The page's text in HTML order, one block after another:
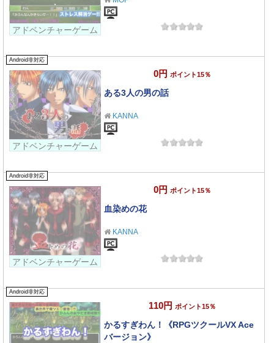
アドベンチャーゲーム
Android非対応
アドベンチャーゲーム
0円 ポイント15％
ある3人の男の話
KANNA
Android非対応
アドベンチャーゲーム
0円 ポイント15％
血染めの花
KANNA
Android非対応
110円 ポイント15％
かるすぎわん！《RPGツクールVX Ace
バージョン》